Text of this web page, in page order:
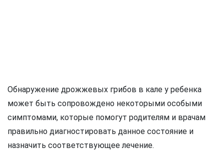
Обнаружение дрожжевых грибов в кале у ребенка
может быть сопровождено некоторыми особыми
симптомами, которые помогут родителям и врачам
правильно диагностировать данное состояние и
назначить соответствующее лечение.